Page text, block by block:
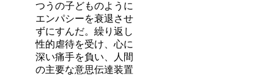
つうの子どものように
エンパシーを衰退させ
ずにすんだ。繰り返し
性的虐待を受け、心に
深い痛手を負い、人間
の主要な意思伝達装置